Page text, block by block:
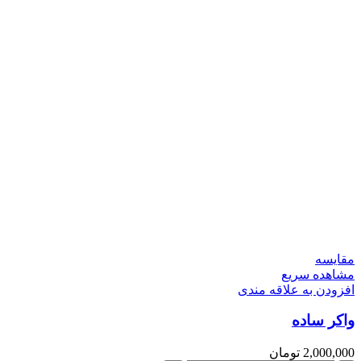
مقایسه
مشاهده سریع
افزودن به علاقه مندی
واکر ساده
2,000,000 تومان